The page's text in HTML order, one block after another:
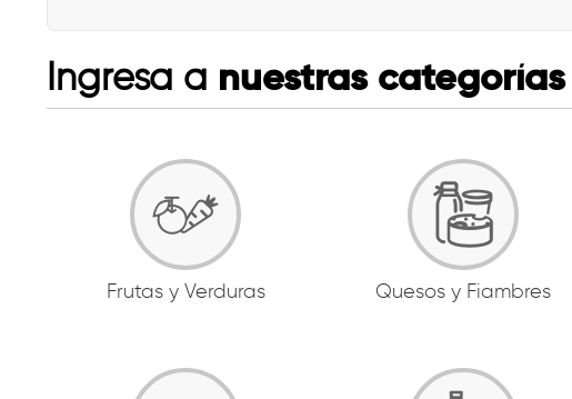
Ingresa a nuestras categorías
Frutas y Verduras Quesos y Fiambres